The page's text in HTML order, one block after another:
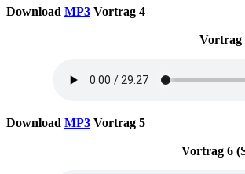
Download MP3 Vortrag 4
Vortrag
Download MP3 Vortrag 5
Vortrag 6